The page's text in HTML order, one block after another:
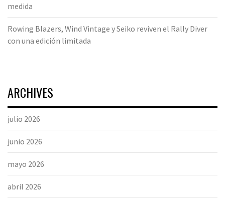
medida
Rowing Blazers, Wind Vintage y Seiko reviven el Rally Diver
con una edición limitada
ARCHIVES
julio 2026
junio 2026
mayo 2026
abril 2026